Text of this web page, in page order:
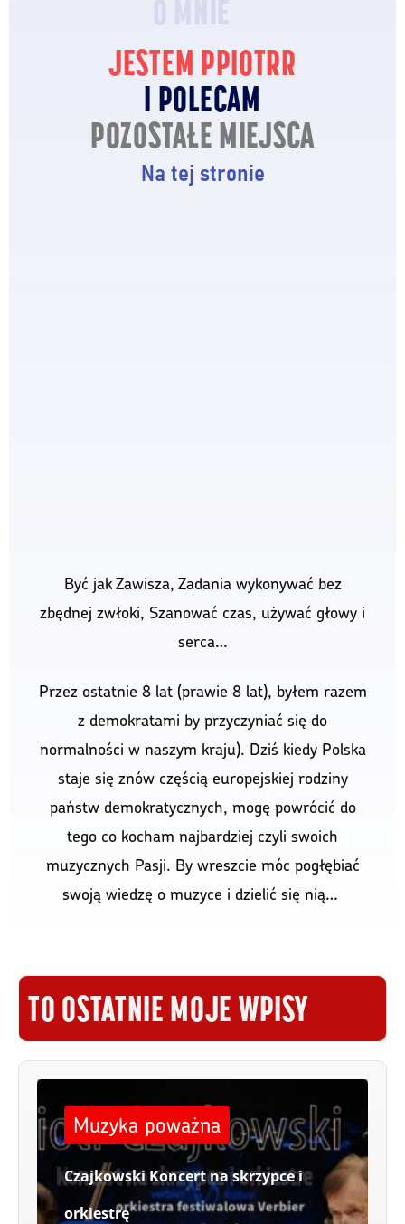
JESTEM PPIOTRR
I POLECAM
POZOSTAŁE MIEJSCA
Na tej stronie
Być jak Zawisza, Zadania wykonywać bez
zbędnej zwłoki, Szanować czas, używać głowy i
serca…
Przez ostatnie 8 lat (prawie 8 lat), byłem razem
z demokratami by przyczyniać się do
normalności w naszym kraju). Dziś kiedy Polska
staje się znów częścią europejskiej rodziny
państw demokratycznych, mogę powrócić do
tego co kocham najbardziej czyli swoich
muzycznych Pasji. By wreszcie móc pogłębiać
swoją wiedzę o muzyce i dzielić się nią…
TO OSTATNIE MOJE WPISY
Muzyka poważna
Czajkowski Koncert na skrzypce i
orkiestrę